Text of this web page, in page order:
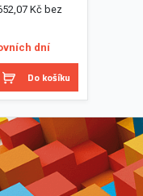
Kč bez
dní
Do košíku